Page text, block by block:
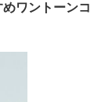
ワントーンコ